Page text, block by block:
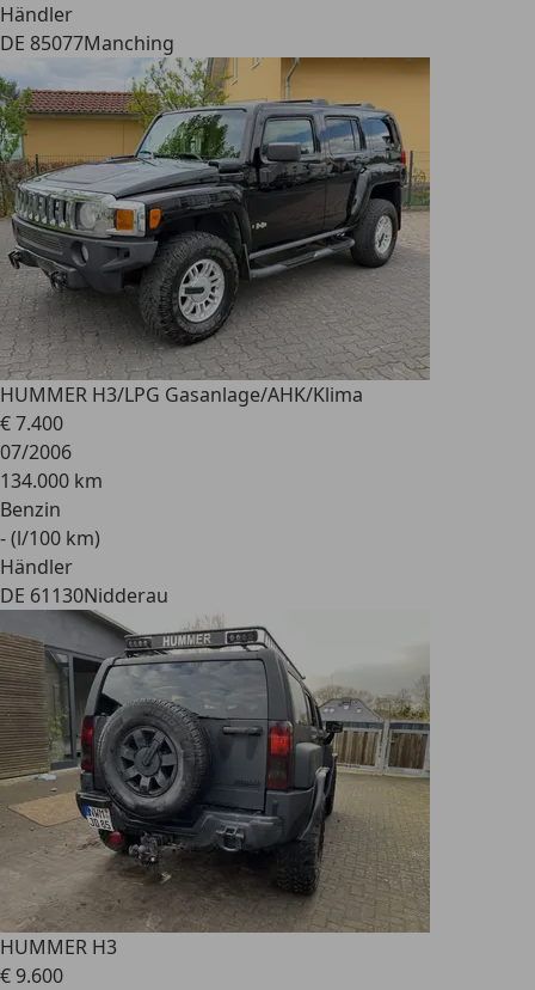
Händler
DE 85077Manching
HUMMER H3/LPG Gasanlage/AHK/Klima
€ 7.400
07/2006
134.000 km
Benzin
- (l/100 km)
Händler
DE 61130Nidderau
HUMMER H3
€ 9.600